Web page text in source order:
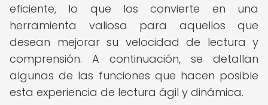
eficiente, lo que los convierte en una
herramienta valiosa para aquellos que
desean mejorar su velocidad de lectura y
comprensión. A continuación, se detallan
algunas de las funciones que hacen posible
esta experiencia de lectura ágil y dinámica.